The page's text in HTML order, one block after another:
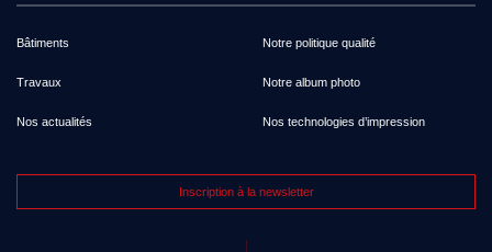
Bâtiments
Travaux
Nos actualités
Notre politique qualité
Notre album photo
Nos technologies d’impression
Inscription à la newsletter